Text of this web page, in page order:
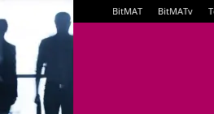
BitMAT BitMATv